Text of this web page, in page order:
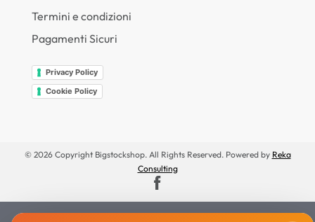
Termini e condizioni
Pagamenti Sicuri
Privacy Policy
Cookie Policy
© 2026 Copyright Bigstockshop. All Rights Reserved. Powered by Reka
Consulting